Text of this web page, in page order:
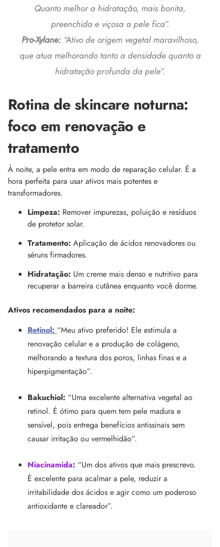
Quanto melhor a hidratação, mais bonita,
preenchida e viçosa a pele fica”.
Pro-Xylane: “Ativo de origem vegetal maravilhoso,
que atua melhorando tanto a densidade quanto a
hidratação profunda da pele”.
Rotina de skincare noturna:
foco em renovação e
tratamento
À noite, a pele entra em modo de reparação celular. É a
hora perfeita para usar ativos mais potentes e
transformadores.
Limpeza: Remover impurezas, poluição e resíduos
de protetor solar.
Tratamento: Aplicação de ácidos renovadores ou
séruns firmadores.
Hidratação: Um creme mais denso e nutritivo para
recuperar a barreira cutânea enquanto você dorme.
Ativos recomendados para a noite:
Retinol: “Meu ativo preferido! Ele estimula a
renovação celular e a produção de colágeno,
melhorando a textura dos poros, linhas finas e a
hiperpigmentação”.
Bakuchiol: “Uma excelente alternativa vegetal ao
retinol. É ótimo para quem tem pele madura e
sensível, pois entrega benefícios antissinais sem
causar irritação ou vermelhidão”.
Niacinamida: “Um dos ativos que mais prescrevo.
É excelente para acalmar a pele, reduzir a
irritabilidade dos ácidos e agir como um poderoso
antioxidante e clareador”.